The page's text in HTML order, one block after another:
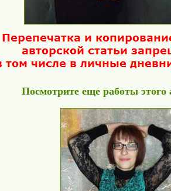
Посмотрите еще работы этого